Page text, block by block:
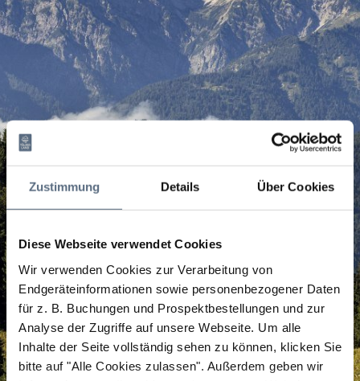
Zustimmung Details Über Cookies
Diese Webseite verwendet Cookies
Wir verwenden Cookies zur Verarbeitung von
Endgeräteinformationen sowie personenbezogener Daten
für z. B. Buchungen und Prospektbestellungen und zur
Analyse der Zugriffe auf unsere Webseite. Um alle
Inhalte der Seite vollständig sehen zu können, klicken Sie
bitte auf "Alle Cookies zulassen". Außerdem geben wir